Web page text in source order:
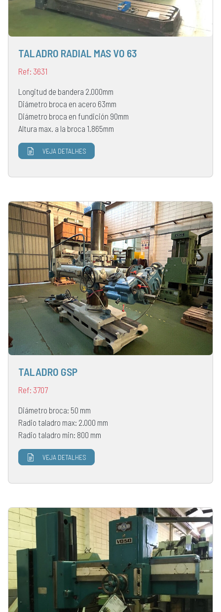
TALADRO RADIAL MAS VO 63
Ref: 3631
Longitud de bandera 2.000mm
Diámetro broca en acero 63mm
Diámetro broca en fundición 90mm
Altura max. a la broca 1.865mm
VEJA DETALHES
TALADRO GSP
Ref: 3707
Diámetro broca: 50 mm
Radio taladro max: 2.000 mm
Radio taladro min: 800 mm
VEJA DETALHES